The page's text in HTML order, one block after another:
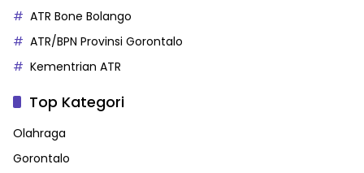
ATR Bone Bolango
ATR/BPN Provinsi Gorontalo
Kementrian ATR
Top Kategori
Olahraga
Gorontalo